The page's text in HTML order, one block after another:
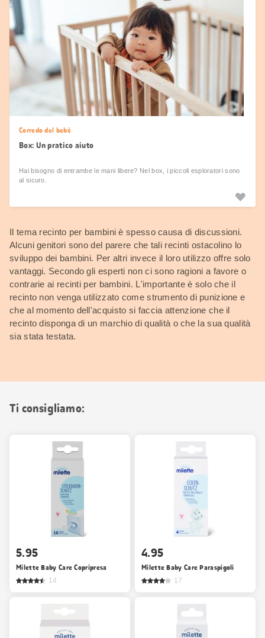
Corredo del bebè
Box: Un pratico aiuto
Hai bisogno di entrambe le mani libere? Nel box, i piccoli esploratori sono
al sicuro.
Il tema recinto per bambini è spesso causa di discussioni.
Alcuni genitori sono del parere che tali recinti ostacolino lo
sviluppo dei bambini. Per altri invece il loro utilizzo offre solo
vantaggi. Secondo gli esperti non ci sono ragioni a favore o
contrarie ai recinti per bambini. L'importante è solo che il
recinto non venga utilizzato come strumento di punizione e
che al momento dell'acquisto si faccia attenzione che il
recinto disponga di un marchio di qualità o che la sua qualità
sia stata testata.
Ti consigliamo:
5.95
Milette Baby Care Copripresa
14
4.95
Milette Baby Care Paraspigoli
17